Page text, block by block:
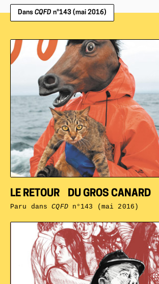
Dans CQFD n°143 (mai 2016)
LE RETOUR DU GROS CANARD
Paru dansCQFDn°143 (mai 2016)